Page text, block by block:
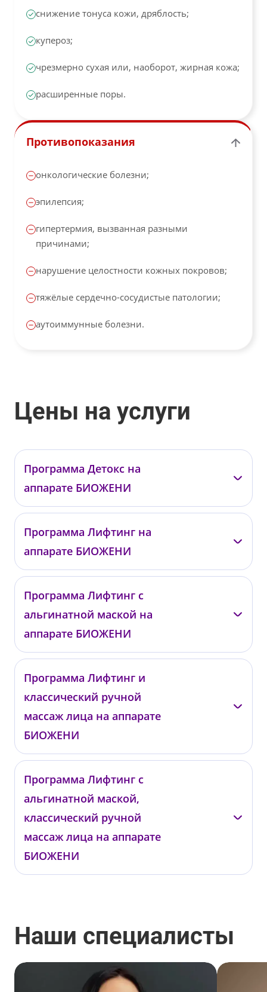
снижение тонуса кожи, дряблость;
купероз;
чрезмерно сухая или, наоборот, жирная кожа;
расширенные поры.
Противопоказания
онкологические болезни;
эпилепсия;
гипертермия, вызванная разными
причинами;
нарушение целостности кожных покровов;
тяжёлые сердечно-сосудистые патологии;
аутоиммунные болезни.
Цены на услуги
Программа Детокс на
аппарате БИОЖЕНИ
01937
от 4 600 ₽
Программа Лифтинг на
аппарате БИОЖЕНИ
01938
от 7 800 ₽
Программа Лифтинг с
альгинатной маской на
аппарате БИОЖЕНИ
01939
от 9 800 ₽
Программа Лифтинг и
классический ручной
массаж лица на аппарате
БИОЖЕНИ
01940
от 11 300 ₽
Программа Лифтинг с
альгинатной маской,
классический ручной
массаж лица на аппарате
БИОЖЕНИ
Наши специалисты